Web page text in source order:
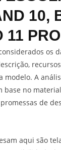
10,
11 PRO
os
modelo. A
base no
de
aqui são